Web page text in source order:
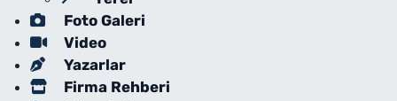
Foto Galeri
Video
Yazarlar
Firma Rehberi